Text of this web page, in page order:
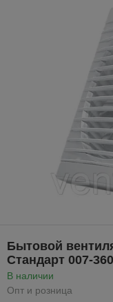
Бытовой
Стандарт 007-
В наличии
Опт и розница